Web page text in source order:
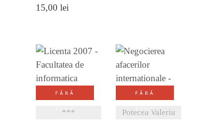
15,00 lei
FĂRĂ
STOC
***
DETALII
FĂRĂ
STOC
Potecea Valeriu
DETALII